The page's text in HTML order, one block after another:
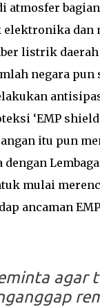
atmosfer bagian
elektronika dan
listrik daerah
negara pun
‘EMP
itu pun
dengan
mulai
ancaman
agar